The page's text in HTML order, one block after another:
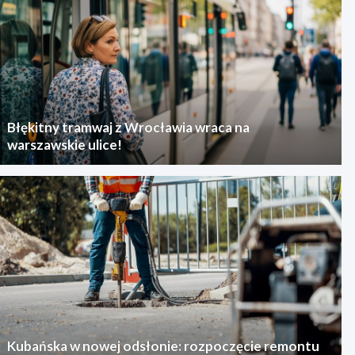
Błękitny tramwaj z Wrocławia wraca na
warszawskie ulice!
Kubańska w nowej odsłonie: rozpoczęcie remontu